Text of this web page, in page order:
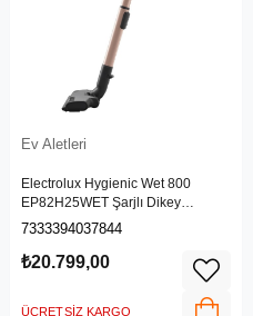
Ev Aletleri
Electrolux Hygienic Wet 800
EP82H25WET Şarjlı Dikey
Süpürge
7333394037844
₺20.799,00
ÜCRETSIZ KARGO